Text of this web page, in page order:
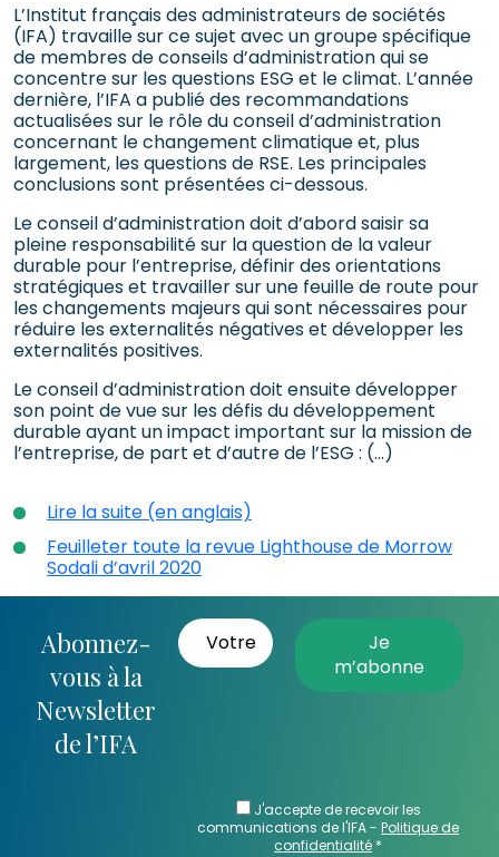
L’Institut français des administrateurs de sociétés
(IFA) travaille sur ce sujet avec un groupe spécifique
de membres de conseils d’administration qui se
concentre sur les questions ESG et le climat. L’année
dernière, l’IFA a publié des recommandations
actualisées sur le rôle du conseil d’administration
concernant le changement climatique et, plus
largement, les questions de RSE. Les principales
conclusions sont présentées ci-dessous.
Le conseil d’administration doit d’abord saisir sa
pleine responsabilité sur la question de la valeur
durable pour l’entreprise, définir des orientations
stratégiques et travailler sur une feuille de route pour
les changements majeurs qui sont nécessaires pour
réduire les externalités négatives et développer les
externalités positives.
Le conseil d’administration doit ensuite développer
son point de vue sur les défis du développement
durable ayant un impact important sur la mission de
l’entreprise, de part et d’autre de l’ESG : (…)
Lire la suite (en anglais)
Feuilleter toute la revue Lighthouse de Morrow
Sodali d’avril 2020
Abonnez-
vous à la
Newsletter
de l’IFA
J'accepte de recevoir les
communications de l'IFA -Politique de
confidentialité *